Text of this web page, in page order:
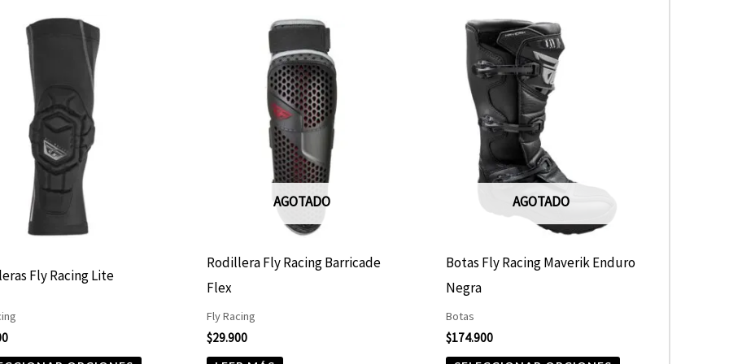
Fly Racing Lite
de
AGOTADO
Rodillera Fly Racing Barricade
Flex
Fly Racing
$29.900
AGOTADO
Botas Fly Racing Maverik Enduro
Negra
Botas
$174.900
de